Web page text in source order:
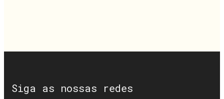
Siga as nossas redes